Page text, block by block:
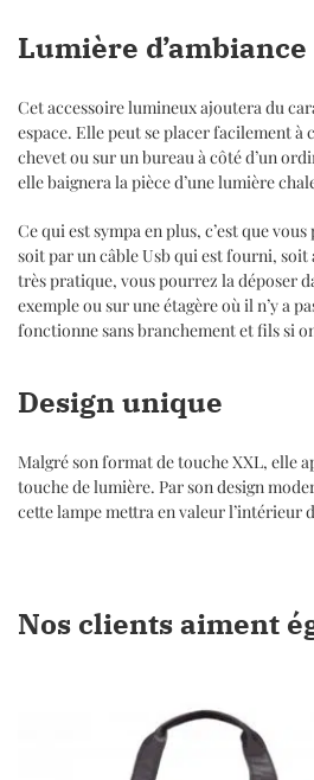
Lumière d’ambiance
Cet accessoire lumineux ajoutera du
espace. Elle peut se placer facilement à
chevet ou sur un bureau à côté d’un
elle baignera la pièce d’une lumière
Ce qui est sympa en plus, c’est que
soit par un câble Usb qui est fourni, soit
très pratique, vous pourrez la déposer
exemple ou sur une étagère où il n’y a
fonctionne sans branchement et fils si
Design unique
Malgré son format de touche XXL, elle
touche de lumière. Par son design
cette lampe mettra en valeur l’intérieur
Nos clients aiment